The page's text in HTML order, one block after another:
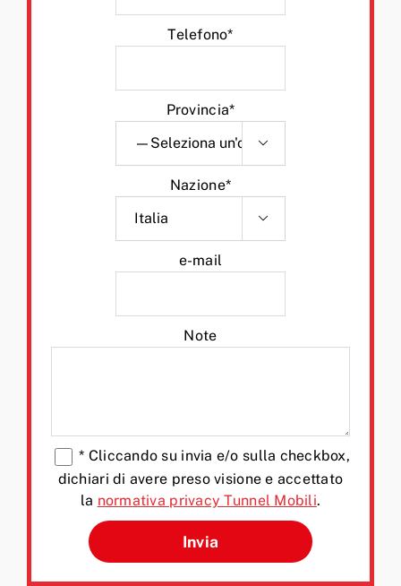
Telefono*
Provincia*

Nazione*

e-mail
Note
* Cliccando su invia e/o sulla checkbox,
dichiari di avere preso visione e accettato
la normativa privacy Tunnel Mobili.
Si prega di lasciare vuoto